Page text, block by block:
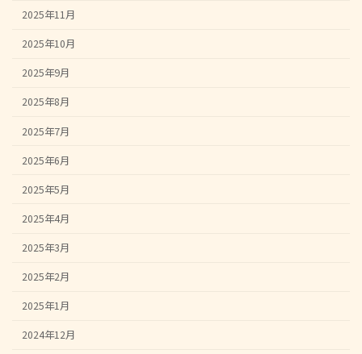
2025年11月
2025年10月
2025年9月
2025年8月
2025年7月
2025年6月
2025年5月
2025年4月
2025年3月
2025年2月
2025年1月
2024年12月